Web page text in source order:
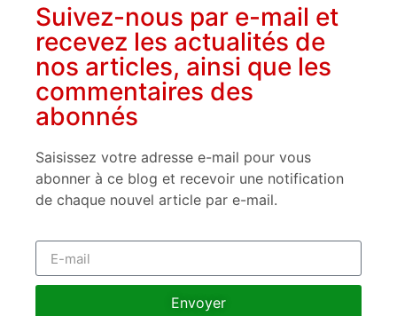
Suivez-nous par e-mail et
recevez les actualités de
nos articles, ainsi que les
commentaires des
abonnés
Saisissez votre adresse e-mail pour vous
abonner à ce blog et recevoir une notification
de chaque nouvel article par e-mail.
Envoyer